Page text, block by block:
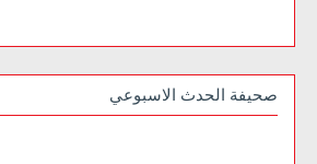
صحيفة الحدث الاسبوعي